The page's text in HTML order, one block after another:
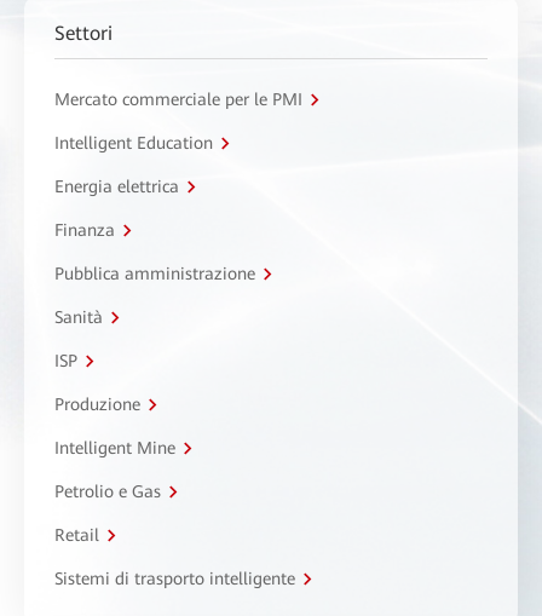
Settori
Mercato commerciale per le PMI
Intelligent Education
Energia elettrica
Finanza
Pubblica amministrazione
Sanità
ISP
Produzione
Intelligent Mine
Petrolio e Gas
Retail
Sistemi di trasporto intelligente